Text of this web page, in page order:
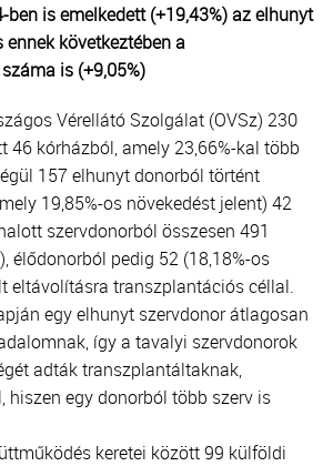
is emelkedett (+19,43%) az elhunyt
következtében a
is (+9,05%)
Vérellátó Szolgálat (OVSz) 230
46 kórházból, amely 23,66%-kal több
157 elhunyt donorból történt
19,85%-os növekedést jelent) 42
szervdonorból összesen 491
élődonorból pedig 52 (18,18%-os
eltávolításra transzplantációs céllal.
egy elhunyt szervdonor átlagosan
így a tavalyi szervdonorok
adták transzplantáltaknak,
hiszen egy donorból több szerv is
keretei között 99 külföldi